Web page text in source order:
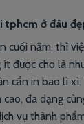
tphcm ở đâu
cuối năm, thì
được cho là
cần in bao lì
đa dạng
vụ thành